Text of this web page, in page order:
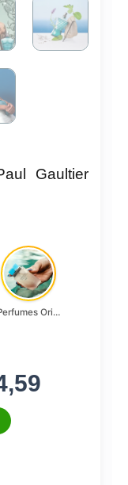
Gaultier
Perfumes Originais